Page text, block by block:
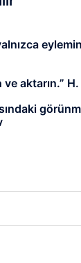
ve aktarın.”